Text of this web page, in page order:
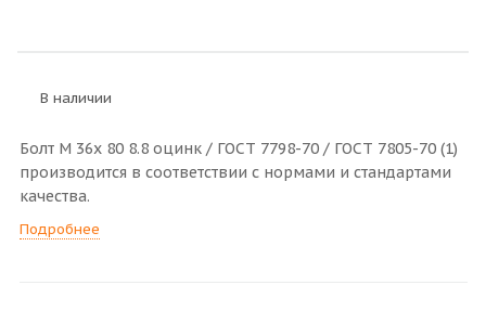
В наличии
Болт M 36x 80 8.8 оцинк / ГОСТ 7798-70 / ГОСТ 7805-70 (1)
производится в соответствии с нормами и стандартами
качества.
Подробнее